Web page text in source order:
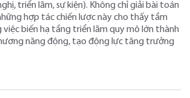
triển lãm, sự kiện). Không chỉ giải bài toán
hợp tác chiến lược này cho thấy tầm
việc biến hạ tầng triển lãm quy mô lớn thành
năng động, tạo động lực tăng trưởng